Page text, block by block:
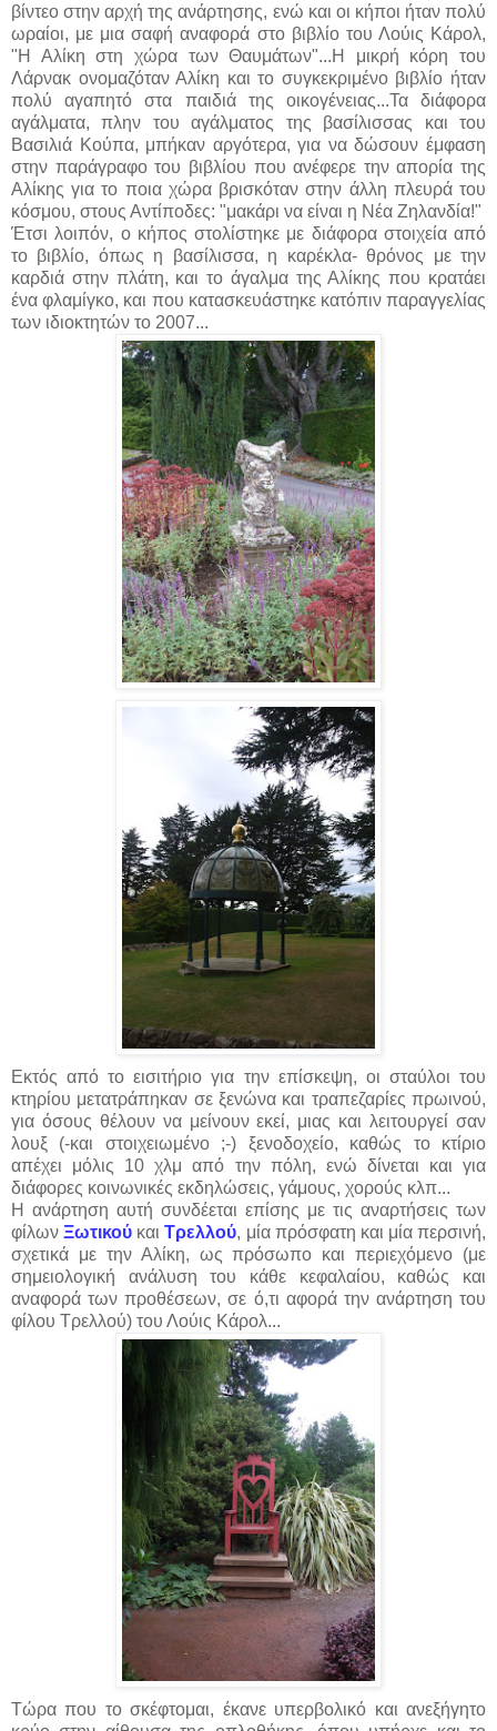
βίντεο στην αρχή της ανάρτησης, ενώ και οι κήποι ήταν πολύ
ωραίοι, με μια σαφή αναφορά στο βιβλίο του Λούις Κάρολ,
"Η Αλίκη στη χώρα των Θαυμάτων"...Η μικρή κόρη του
Λάρνακ ονομαζόταν Αλίκη και το συγκεκριμένο βιβλίο ήταν
πολύ αγαπητό στα παιδιά της οικογένειας...Τα διάφορα
αγάλματα, πλην του αγάλματος της βασίλισσας και του
Βασιλιά Κούπα, μπήκαν αργότερα, για να δώσουν έμφαση
στην παράγραφο του βιβλίου που ανέφερε την απορία της
Αλίκης για το ποια χώρα βρισκόταν στην άλλη πλευρά του
κόσμου, στους Αντίποδες: "μακάρι να είναι η Νέα Ζηλανδία!"
Έτσι λοιπόν, ο κήπος στολίστηκε με διάφορα στοιχεία από
το βιβλίο, όπως η βασίλισσα, η καρέκλα- θρόνος με την
καρδιά στην πλάτη, και το άγαλμα της Αλίκης που κρατάει
ένα φλαμίγκο, και που κατασκευάστηκε κατόπιν παραγγελίας
των ιδιοκτητών το 2007...
Εκτός από το εισιτήριο για την επίσκεψη, οι σταύλοι του
κτηρίου μετατράπηκαν σε ξενώνα και τραπεζαρίες πρωινού,
για όσους θέλουν να μείνουν εκεί, μιας και λειτουργεί σαν
λουξ (-και στοιχειωμένο ;-) ξενοδοχείο, καθώς το κτίριο
απέχει μόλις 10 χλμ από την πόλη, ενώ δίνεται και για
διάφορες κοινωνικές εκδηλώσεις, γάμους, χορούς κλπ...
Η ανάρτηση αυτή συνδέεται επίσης με τις αναρτήσεις των
φίλωνΞωτικού καιΤρελλού, μία πρόσφατη και μία περσινή,
σχετικά με την Αλίκη, ως πρόσωπο και περιεχόμενο (με
σημειολογική ανάλυση του κάθε κεφαλαίου, καθώς και
αναφορά των προθέσεων, σε ό,τι αφορά την ανάρτηση του
φίλου Τρελλού) του Λούις Κάρολ...
Τώρα που το σκέφτομαι, έκανε υπερβολικό και ανεξήγητο